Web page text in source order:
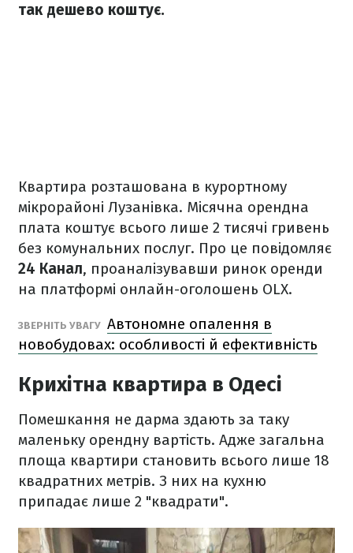
так дешево коштує.
Квартира розташована в курортному
мікрорайоні Лузанівка. Місячна орендна
плата коштує всього лише 2 тисячі гривень
без комунальних послуг. Про це повідомляє
24 Канал, проаналізувавши ринок оренди
на платформі онлайн-оголошень OLX.
ЗВЕРНІТЬ УВАГУ Автономне опалення в
новобудовах: особливості й ефективність
Крихітна квартира в Одесі
Помешкання не дарма здають за таку
маленьку орендну вартість. Адже загальна
площа квартири становить всього лише 18
квадратних метрів. З них на кухню
припадає лише 2 "квадрати".